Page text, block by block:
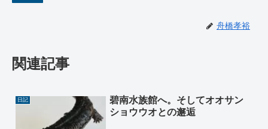
舟橋孝裕
関連記事
日記
碧南水族館へ。そしてオオサン
ショウウオとの邂逅